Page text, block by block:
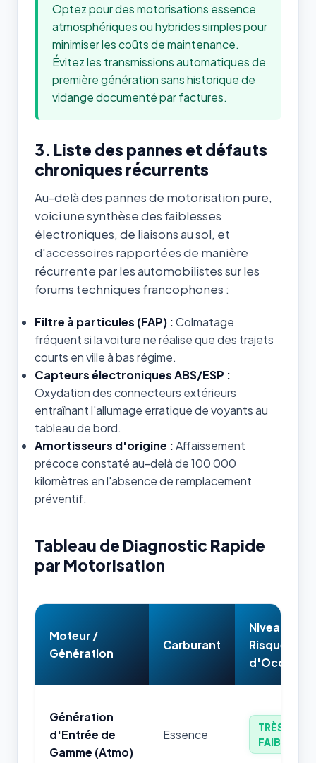
Optez pour des motorisations essence
atmosphériques ou hybrides simples pour
minimiser les coûts de maintenance.
Évitez les transmissions automatiques de
première génération sans historique de
vidange documenté par factures.
3. Liste des pannes et défauts
chroniques récurrents
Au-delà des pannes de motorisation pure,
voici une synthèse des faiblesses
électroniques, de liaisons au sol, et
d'accessoires rapportées de manière
récurrente par les automobilistes sur les
forums techniques francophones :
Filtre à particules (FAP) :Colmatage
fréquent si la voiture ne réalise que des trajets
courts en ville à bas régime.
Capteurs électroniques ABS/ESP :
Oxydation des connecteurs extérieurs
entraînant l'allumage erratique de voyants au
tableau de bord.
Amortisseurs d'origine :Affaissement
précoce constaté au-delà de 100 000
kilomètres en l'absence de remplacement
préventif.
Tableau de Diagnostic Rapide
par Motorisation
Moteur /
Génération
Carburant
Niveau de
Risque
d'Occasion
Génération
d'Entrée de
Gamme (Atmo)
Essence
TRÈS
FAIBLE